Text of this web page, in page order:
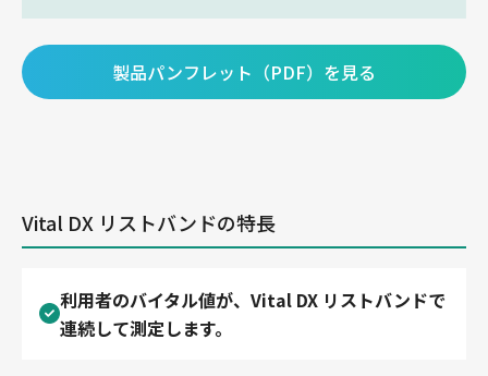
製品パンフレット（PDF）を見る
Vital DX リストバンドの特長
利用者のバイタル値が、Vital DX リストバンドで
連続して測定します。